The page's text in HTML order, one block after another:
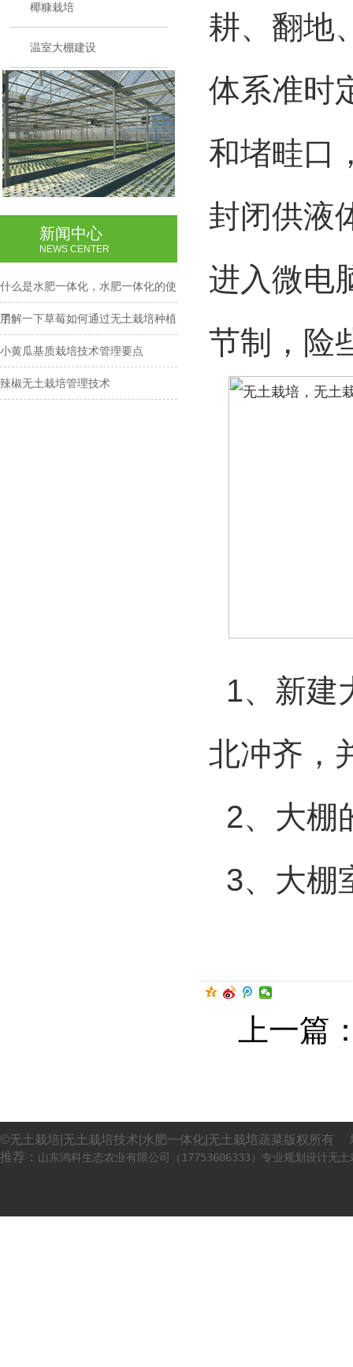
椰糠栽培
温室大棚建设
新闻中心
NEWS CENTER
什么是水肥一体化，水肥一体化的使
用
了解一下草莓如何通过无土栽培种植
小黄瓜基质栽培技术管理要点
辣椒无土栽培管理技术
耕、翻地
体系准时
和堵畦口
封闭供液
进入微电
节制，险
1、新建
北冲齐，
2、大棚
3、大棚
上一篇
©无土栽培|无土栽培技术|水肥一体化|无土栽培蔬菜版权所有
推荐： 山东鸿科生态农业有限公司（17753606333）专业规划设计无